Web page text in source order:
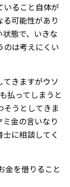
いること自体が
可能性があり
態で、いきな
のは考えにくい
きますがウソ
払ってしまうと
うとしてきま
金の言いなり
に相談してく
金を借りること